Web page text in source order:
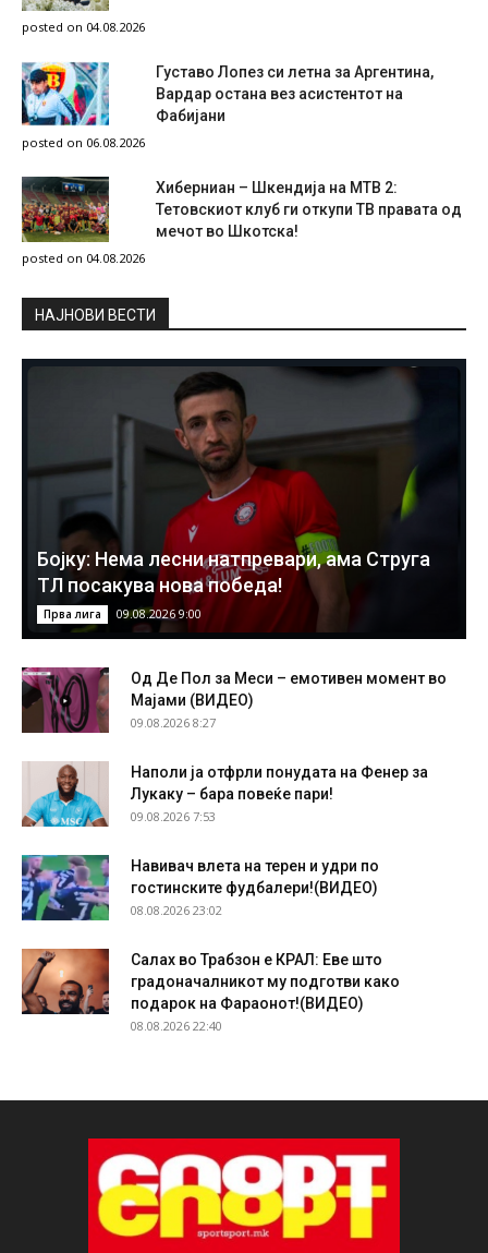
posted on 04.08.2026
Густаво Лопез си летна за Аргентина,
Вардар остана вез асистентот на
Фабијани
posted on 06.08.2026
Хиберниан – Шкендија на МТВ 2:
Тетовскиот клуб ги откупи ТВ правата од
мечот во Шкотска!
posted on 04.08.2026
НAЈНОВИ ВЕСТИ
Бојку: Нема лесни натпревари, ама Струга
ТЛ посакува нова победа!
Прва лига 09.08.2026 9:00
Од Де Пол за Меси – емотивен момент во
Мајами (ВИДЕО)
09.08.2026 8:27
Наполи ја отфрли понудата на Фенер за
Лукаку – бара повеќе пари!
09.08.2026 7:53
Навивач влета на терен и удри по
гостинските фудбалери!(ВИДЕО)
08.08.2026 23:02
Салах во Трабзон е КРАЛ: Еве што
градоначалникот му подготви како
подарок на Фараонот!(ВИДЕО)
08.08.2026 22:40